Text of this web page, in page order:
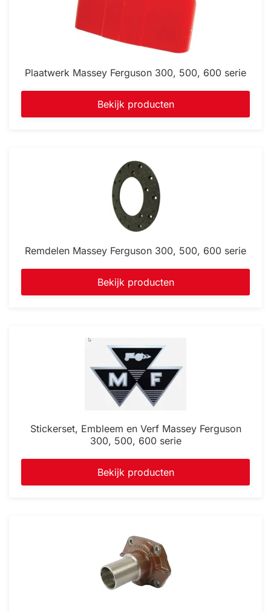
Plaatwerk Massey Ferguson 300, 500, 600 serie
Bekijk producten
Remdelen Massey Ferguson 300, 500, 600 serie
Bekijk producten
Stickerset, Embleem en Verf Massey Ferguson
300, 500, 600 serie
Bekijk producten